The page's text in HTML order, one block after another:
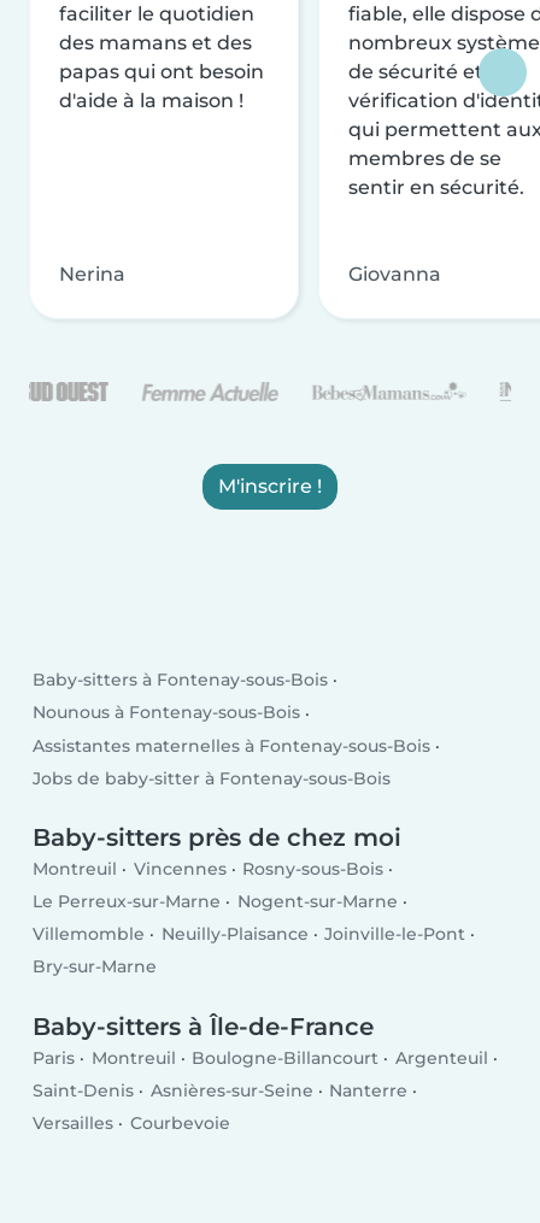
faciliter le quotidien
des mamans et des
papas qui ont besoin
d'aide à la maison !
Nerina
fiable, elle dispose
nombreux
de sécurité et de
vérification
qui permettent
membres de se
sentir en sécurité.
Giovanna
M'inscrire !
Baby-sitters à Fontenay-sous-Bois
Nounous à Fontenay-sous-Bois
Assistantes maternelles à Fontenay-sous-Bois
Jobs de baby-sitter à Fontenay-sous-Bois
Baby-sitters près de chez moi
Montreuil Vincennes
Rosny-sous-Bois
Le Perreux-sur-Marne
Nogent-sur-Marne
Villemomble
Neuilly-Plaisance
Joinville-le-Pont
Bry-sur-Marne
Baby-sitters à Île-de-France
Paris Montreuil Boulogne-Billancourt
Argenteuil
Saint-Denis
Asnières-sur-Seine
Nanterre
Versailles
Courbevoie